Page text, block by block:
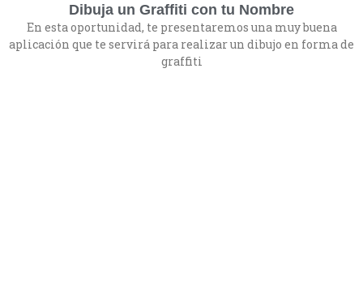
Dibuja un Graffiti con tu Nombre
En esta oportunidad, te presentaremos una muy buena
aplicación que te servirá para realizar un dibujo en forma de
graffiti